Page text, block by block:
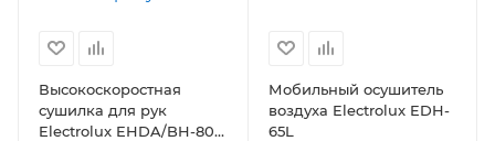
Высокоскоростная
сушилка для рук
Electrolux EHDA/BH-800
Мобильный осушитель
воздуха Electrolux EDH-
65L